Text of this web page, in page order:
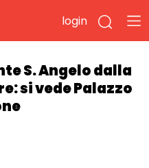
login
S. Angelo dalla
si vede Palazzo